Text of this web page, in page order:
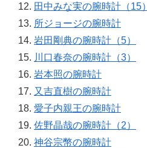
田中みな実の腕時計（15）
所ジョージの腕時計
岩田剛典の腕時計（5）
川口春奈の腕時計（3）
岩本照の腕時計
又吉直樹の腕時計
愛子内親王の腕時計
佐野晶哉の腕時計（2）
神谷宗幣の腕時計